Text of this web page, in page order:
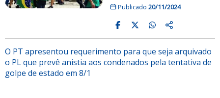
Publicado 20/11/2024
O PT apresentou requerimento para que seja arquivado
o PL que prevê anistia aos condenados pela tentativa de
golpe de estado em 8/1